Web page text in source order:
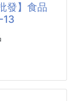
發】食品
13